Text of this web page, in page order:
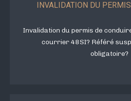
INVALIDATION DU
Invalidation du permis de
courrier 48SI? Référé
obligatoire?